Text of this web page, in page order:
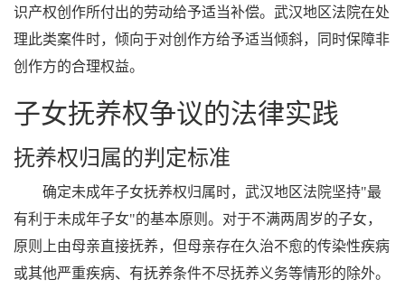
识产权创作所付出的劳动给予适当补偿。武汉地区法院在处
理此类案件时，倾向于对创作方给予适当倾斜，同时保障非
创作方的合理权益。
子女抚养权争议的法律实践
抚养权归属的判定标准
确定未成年子女抚养权归属时，武汉地区法院坚持"最
有利于未成年子女"的基本原则。对于不满两周岁的子女，
原则上由母亲直接抚养，但母亲存在久治不愈的传染性疾病
或其他严重疾病、有抚养条件不尽抚养义务等情形的除外。